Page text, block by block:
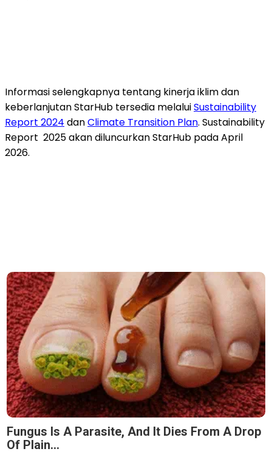
Informasi selengkapnya tentang kinerja iklim dan
keberlanjutan StarHub tersedia melaluiSustainability
Report 2024 danClimate Transition Plan. Sustainability
Report 2025 akan diluncurkan StarHub pada April
2026.
Fungus Is A Parasite, And It Dies From A Drop
Of Plain...